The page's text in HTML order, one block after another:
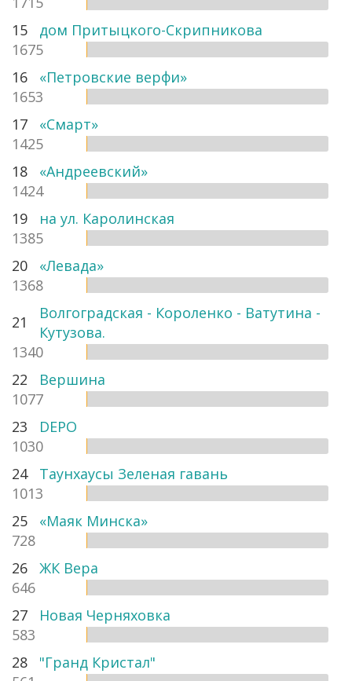
15
дом Притыцкого-Скрипникова
1675
16
«Петровские верфи»
1653
17
«Смарт»
1425
18
«Андреевский»
1424
19
на ул. Каролинская
1385
20
«Левада»
1368
21
Волгоградская - Короленко - Ватутина -
Кутузова.
1340
22
Вершина
1077
23
DEPO
1030
24
Таунхаусы Зеленая гавань
1013
25
«Маяк Минска»
728
26
ЖК Вера
646
27
Новая Черняховка
583
28
"Гранд Кристал"